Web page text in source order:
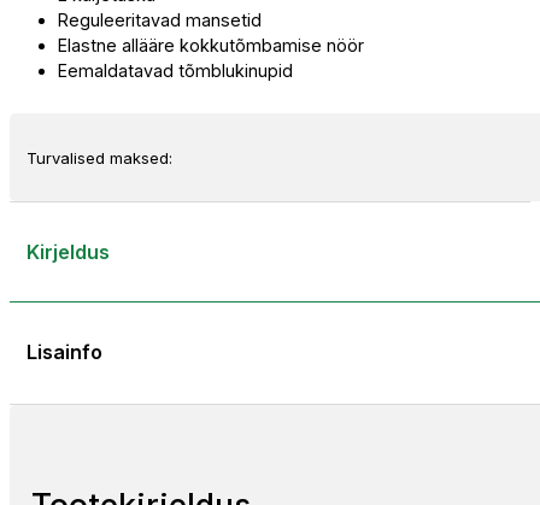
Reguleeritavad mansetid
Elastne allääre kokkutõmbamise nöör
Eemaldatavad tõmblukinupid
Turvalised maksed:
Kirjeldus
Lisainfo